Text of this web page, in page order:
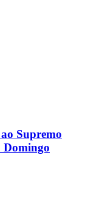
Supremo
Domingo